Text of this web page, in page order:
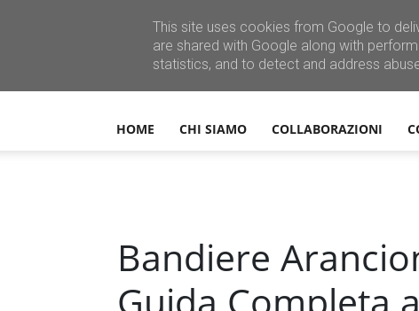
HOME CHI SIAMO COLLABORAZIONI
Bandiere
Guida Completa
This site uses cookies from Google to
are shared with Google along with
statistics, and to detect and address